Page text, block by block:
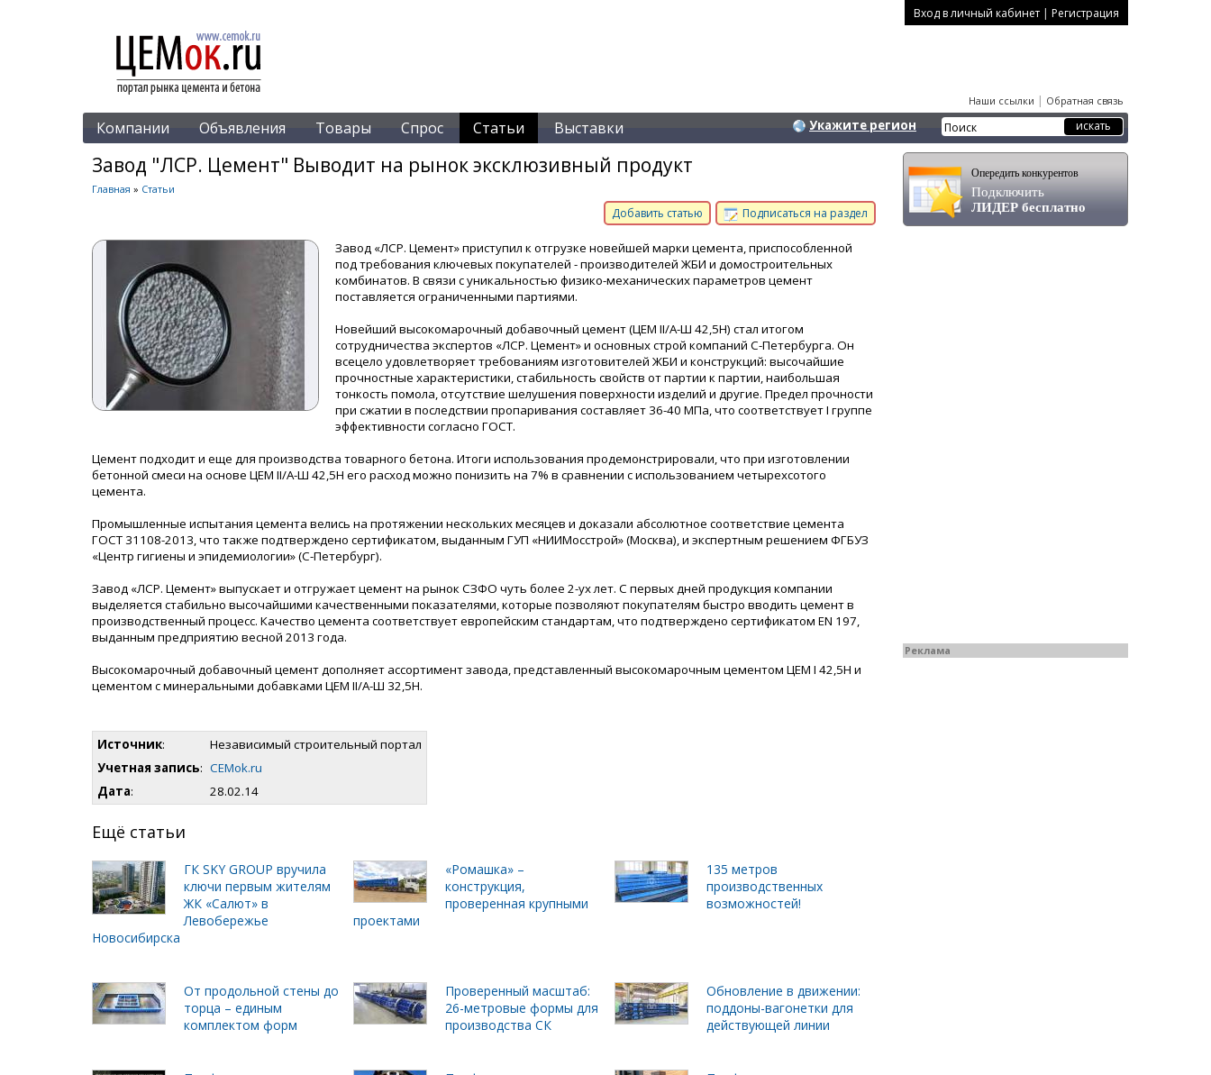
Вход в личный кабинет | Регистрация
Наши ссылки | Обратная связь
Компании Объявления Товары Спрос Статьи Выставки Укажите регион
Завод "ЛСР. Цемент" Выводит на рынок эксклюзивный продукт
Главная » Статьи
Добавить статью Подписаться на раздел
Завод «ЛСР. Цемент» приступил к отгрузке новейшей марки цемента, приспособленной
под требования ключевых покупателей - производителей ЖБИ и домостроительных
комбинатов. В связи с уникальностью физико-механических параметров цемент
поставляется ограниченными партиями.
Новейший высокомарочный добавочный цемент (ЦЕМ II/A-Ш 42,5Н) стал итогом
сотрудничества экспертов «ЛСР. Цемент» и основных строй компаний С-Петербурга. Он
всецело удовлетворяет требованиям изготовителей ЖБИ и конструкций: высочайшие
прочностные характеристики, стабильность свойств от партии к партии, наибольшая
тонкость помола, отсутствие шелушения поверхности изделий и другие. Предел прочности
при сжатии в последствии пропаривания составляет 36-40 МПа, что соответствует I группе
эффективности согласно ГОСТ.
Цемент подходит и еще для производства товарного бетона. Итоги использования продемонстрировали, что при изготовлении
бетонной смеси на основе ЦЕМ II/А-Ш 42,5Н его расход можно понизить на 7% в сравнении с использованием четырехсотого
цемента.
Промышленные испытания цемента велись на протяжении нескольких месяцев и доказали абсолютное соответствие цемента
ГОСТ 31108-2013, что также подтверждено сертификатом, выданным ГУП «НИИМосстрой» (Москва), и экспертным решением ФГБУЗ
«Центр гигиены и эпидемиологии» (С-Петербург).
Завод «ЛСР. Цемент» выпускает и отгружает цемент на рынок СЗФО чуть более 2-ух лет. С первых дней продукция компании
выделяется стабильно высочайшими качественными показателями, которые позволяют покупателям быстро вводить цемент в
производственный процесс. Качество цемента соответствует европейским стандартам, что подтверждено сертификатом EN 197,
выданным предприятию весной 2013 года.
Высокомарочный добавочный цемент дополняет ассортимент завода, представленный высокомарочным цементом ЦЕМ I 42,5Н и
цементом с минеральными добавками ЦЕМ II/А-Ш 32,5Н.
Источник:
Независимый строительный портал
Учетная запись: CEMok.ru
Дата: 28.02.14
Ещё статьи
ГК SKY GROUP вручила
ключи первым жителям
ЖК «Салют» в
Левобережье
Новосибирска
«Ромашка» –
конструкция,
проверенная крупными
проектами
135 метров
производственных
возможностей!
От продольной стены до
торца – единым
комплектом форм
Проверенный масштаб:
26-метровые формы для
производства СК
Обновление в движении:
поддоны-вагонетки для
действующей линии
Опередить конкурентов
Подключить
ЛИДЕР бесплатно
Реклама